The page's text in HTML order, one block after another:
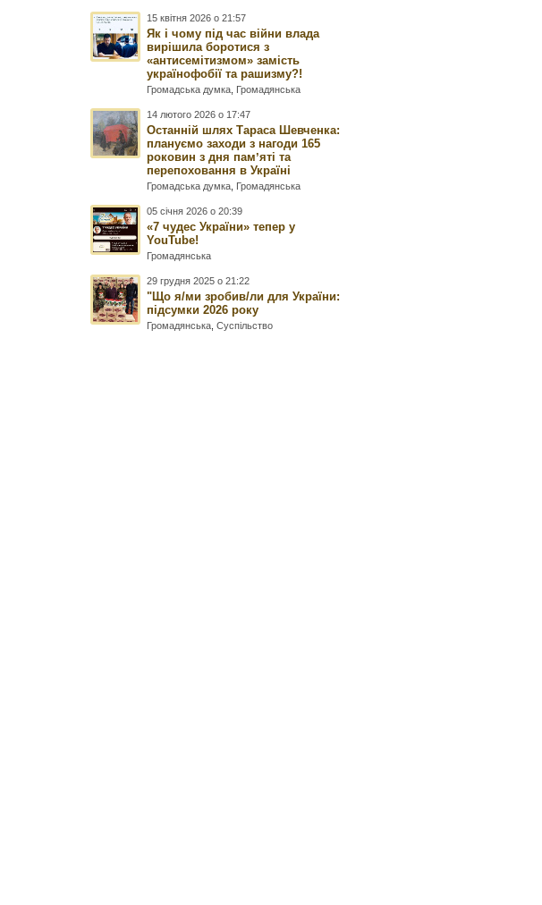
15 квітня 2026 о 21:57
Як і чому під час війни влада
вирішила боротися з
«антисемітизмом» замість
українофобії та рашизму?!
Громадська думка Громадянська
14 лютого 2026 о 17:47
Останній шлях Тараса Шевченка:
плануємо заходи з нагоди 165
роковин з дня памʼяті та
перепоховання в Україні
Громадська думка Громадянська
05 січня 2026 о 20:39
«7 чудес України» тепер у
YouTube!
Громадянська
29 грудня 2025 о 21:22
"Що я/ми зробив/ли для України:
підсумки 2026 року
Громадянська ,Суспільство